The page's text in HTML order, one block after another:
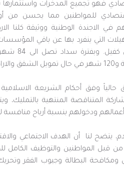
فهو تجميع المدخرات
للمواطنين مما يحسن من
الاجندة الوطنية ووثيقة كلنا
التي ينفرد بها عن باقي
1000
حالياً وفق أحكام الشريعة
المتناقصة المنتهية
أعمالهم ودخولهم بنسبة أرباح
يتضح لنا أن الهدف الاجتماعي
من قبل المواطنين والتوظيف الكامل
البطالة وجيوب الفقر وتحريك